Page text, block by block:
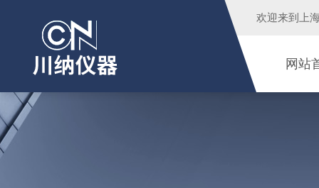
欢迎来到 上
网站